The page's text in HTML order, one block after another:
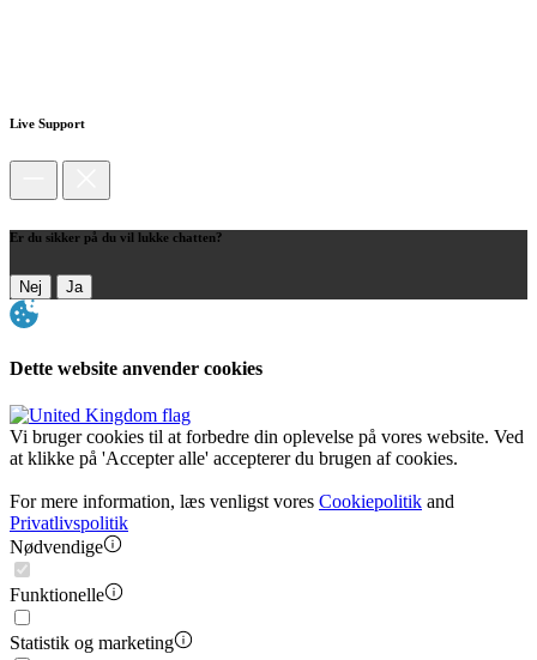
Live Support
Er du sikker på du vil lukke chatten?
Nej Ja
Dette website anvender cookies
Vi bruger cookies til at forbedre din oplevelse på vores website. Ved
at klikke på 'Accepter alle' accepterer du brugen af cookies.
For mere information, læs venligst vores Cookiepolitik and
Privatlivspolitik
Nødvendige
Funktionelle
Statistik og marketing